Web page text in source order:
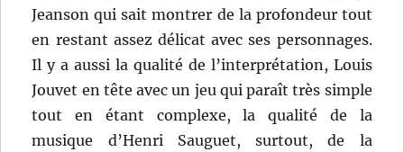
Jeanson qui sait montrer de la profondeur tout
en restant assez délicat avec ses personnages.
Il y a aussi la qualité de l’interprétation, Louis
Jouvet en tête avec un jeu qui paraît très simple
tout en étant complexe, la qualité de la
musique d’Henri Sauguet, surtout, de la